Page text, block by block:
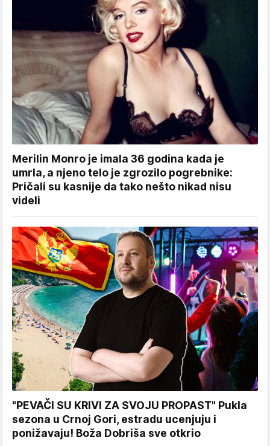
Merilin Monro je imala 36 godina kada je
umrla, a njeno telo je zgrozilo pogrebnike:
Pričali su kasnije da tako nešto nikad nisu
videli
"PEVAČI SU KRIVI ZA SVOJU PROPAST" Pukla
sezona u Crnoj Gori, estradu ucenjuju i
ponižavaju! Boža Dobriša sve otkrio